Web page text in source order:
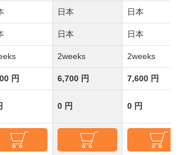
日本 日本
日本 日本
2weeks 2weeks
円 6,700 円 7,600 円
0 円 0 円